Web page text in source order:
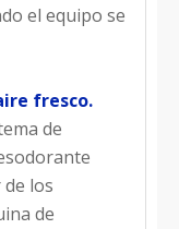
el equipo se
fresco.
de
los
de